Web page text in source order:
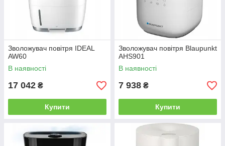
Зволожувач повітря IDEAL
AW60
В наявності
17 042 ₴
Купити
Зволожувач повітря Blaupunkt
AHS901
В наявності
7 938 ₴
Купити